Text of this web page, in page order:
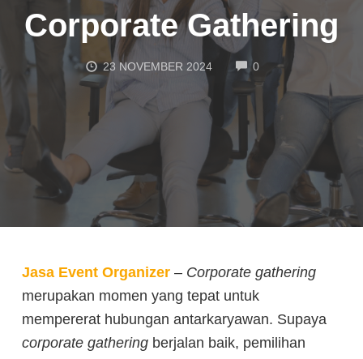
Corporate Gathering
23 NOVEMBER 2024 0COMMENTS
Jasa Event Organizer – Corporate gathering
merupakan momen yang tepat untuk
mempererat hubungan antarkaryawan. Supaya
corporate gathering berjalan baik, pemilihan